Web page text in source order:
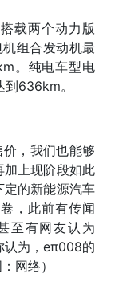
载两个动力版
组合发动机最
。纯电车型电
636km。
，我们也能够
加上现阶段如此
定的新能源汽车
，此前有传闻
至有网友认为
认为，eπ008的
网络）